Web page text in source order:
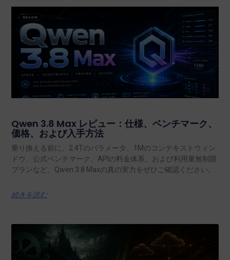
Qwen 3.8 Max レビュー：仕様、ベンチマーク、
価格、および入手方法
乗り換える前に、2.4Tのパラメータ、1Mのコンテキストウィン
ドウ、公式ベンチマーク、APIの料金体系、および利用量無制限
プランなど、Qwen 3.8 Maxの真の実力をぜひご確認ください。.
続きを読む